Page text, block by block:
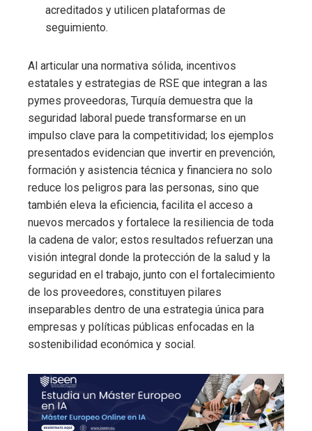
acreditados y utilicen plataformas de
seguimiento.
Al articular una normativa sólida, incentivos
estatales y estrategias de RSE que integran a las
pymes proveedoras, Turquía demuestra que la
seguridad laboral puede transformarse en un
impulso clave para la competitividad; los ejemplos
presentados evidencian que invertir en prevención,
formación y asistencia técnica y financiera no solo
reduce los peligros para las personas, sino que
también eleva la eficiencia, facilita el acceso a
nuevos mercados y fortalece la resiliencia de toda
la cadena de valor; estos resultados refuerzan una
visión integral donde la protección de la salud y la
seguridad en el trabajo, junto con el fortalecimiento
de los proveedores, constituyen pilares
inseparables dentro de una estrategia única para
empresas y políticas públicas enfocadas en la
sostenibilidad económica y social.